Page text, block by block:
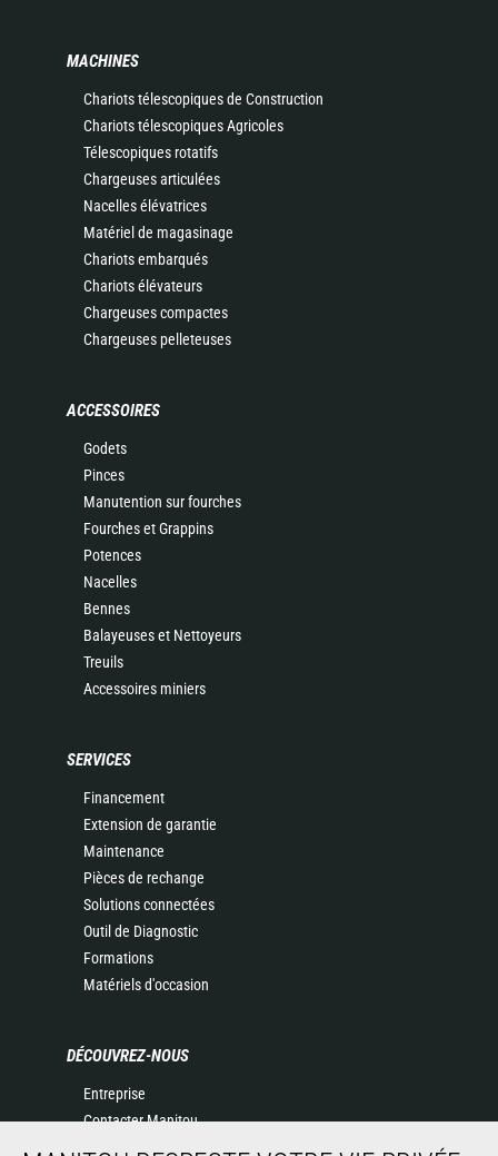
MACHINES
Chariots télescopiques de Construction
Chariots télescopiques Agricoles
Télescopiques rotatifs
Chargeuses articulées
Nacelles élévatrices
Matériel de magasinage
Chariots embarqués
Chariots élévateurs
Chargeuses compactes
Chargeuses pelleteuses
ACCESSOIRES
Godets
Pinces
Manutention sur fourches
Fourches et Grappins
Potences
Nacelles
Bennes
Balayeuses et Nettoyeurs
Treuils
Accessoires miniers
SERVICES
Financement
Extension de garantie
Maintenance
Pièces de rechange
Solutions connectées
Outil de Diagnostic
Formations
Matériels d'occasion
DÉCOUVREZ-NOUS
Entreprise
Contacter Manitou